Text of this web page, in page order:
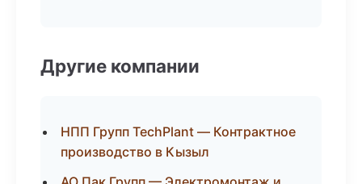
Другие компании
НПП Групп TechPlant — Контрактное
производство в Кызыл